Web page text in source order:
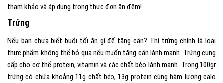
tham khảo và áp dụng trong thực đơn ăn đêm!
Trứng
Nếu bạn chưa biết buổi tối ăn gì để tăng cân? Thì trứng chính là loại
thực phẩm không thể bỏ qua nếu muốn tăng cân lành mạnh. Trứng cung
cấp cho cơ thể protein, vitamin và các chất béo lành mạnh. Trong 100gr
trứng có chứa khoảng 11g chất béo, 13g protein cùng hàm lượng calo